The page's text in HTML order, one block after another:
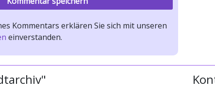
Kommentars erklären Sie sich mit unseren
einverstanden.